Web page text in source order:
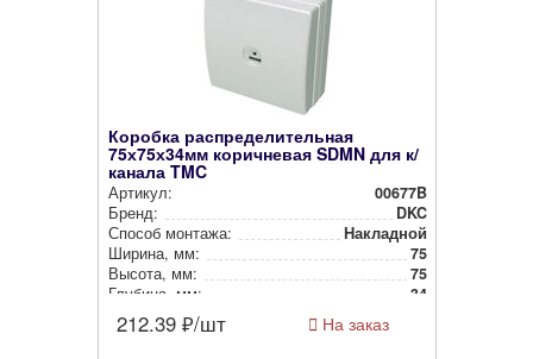
Коробка распределительная
75х75х34мм коричневая SDMN для к/
канала TMC
Артикул:
00677B
Бренд:
DKC
Способ монтажа:
Накладной
Ширина, мм:
75
Высота, мм:
75
Глубина, мм:
34
Степень защиты:
Цвет:
Коричневый
212.39 ₽/шт На заказ